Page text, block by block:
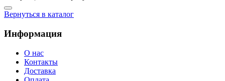
Вернуться в каталог
Информация
О нас
Контакты
Доставка